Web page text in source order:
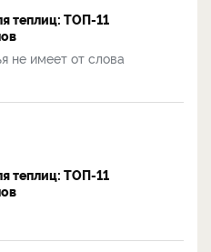
теплиц: ТОП-11
не имеет от слова
теплиц: ТОП-11